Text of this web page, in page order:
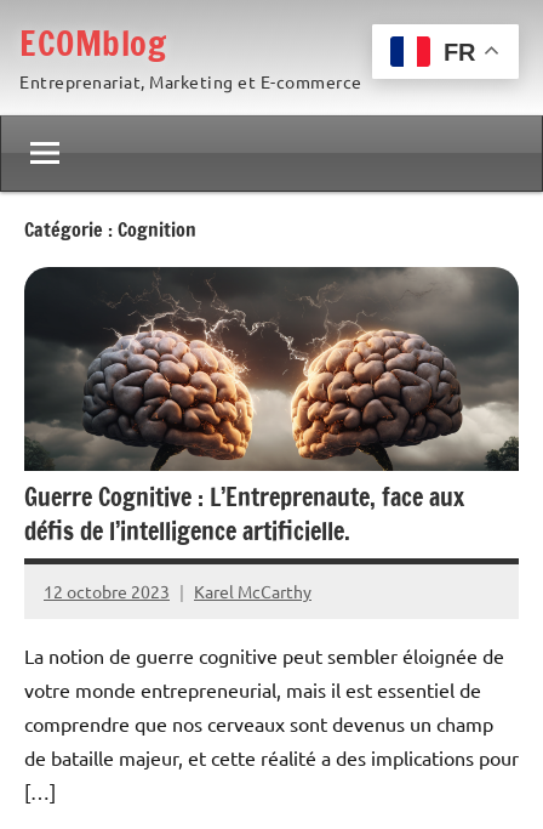
contenu
ECOMblog
Entreprenariat, Marketing et E-commerce
Catégorie :Cognition
Guerre Cognitive : L’Entreprenaute, face aux
défis de l’intelligence artificielle.
12 octobre 2023 Karel McCarthy
Aucun
La notion de guerre cognitive peut sembler éloignée de
votre monde entrepreneurial, mais il est essentiel de
comprendre que nos cerveaux sont devenus un champ
de bataille majeur, et cette réalité a des implications pour
[…]
FR